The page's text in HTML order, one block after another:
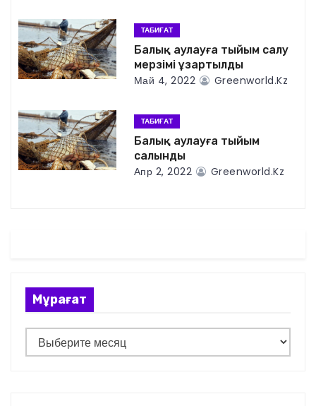
и
я
п
о
з
а
я
м
ТАБИҒАТ
Балық аулауға тыйым салу
мерзімі ұзартылды
Май 4, 2022 Greenworld.kz
ТАБИҒАТ
Балық аулауға тыйым
салынды
Апр 2, 2022 Greenworld.kz
Мұрағат
ұ